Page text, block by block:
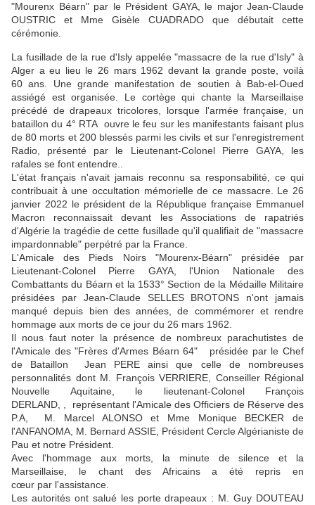
"Mourenx Béarn" par le Président GAYA, le major Jean-Claude
OUSTRIC et Mme Gisèle CUADRADO que débutait cette
cérémonie.
La fusillade de la rue d'Isly appelée "massacre de la rue d'Isly" à
Alger a eu lieu le 26 mars 1962 devant la grande poste, voilà
60 ans. Une grande manifestation de soutien à Bab-el-Oued
assiégé est organisée. Le cortège qui chante la Marseillaise
précédé de drapeaux tricolores, lorsque l'armée française, un
bataillon du 4° RTA ouvre le feu sur les manifestants faisant plus
de 80 morts et 200 blessés parmi les civils et sur l'enregistrement
Radio, présenté par le Lieutenant-Colonel Pierre GAYA, les
rafales se font entendre..
L'état français n'avait jamais reconnu sa responsabilité, ce qui
contribuait à une occultation mémorielle de ce massacre. Le 26
janvier 2022 le président de la République française Emmanuel
Macron reconnaissait devant les Associations de rapatriés
d'Algérie la tragédie de cette fusillade qu'il qualifiait de "massacre
impardonnable" perpétré par la France.
L'Amicale des Pieds Noirs "Mourenx-Béarn" présidée par
Lieutenant-Colonel Pierre GAYA, l'Union Nationale des
Combattants du Béarn et la 1533° Section de la Médaille Militaire
présidées par Jean-Claude SELLES BROTONS n'ont jamais
manqué depuis bien des années, de commémorer et rendre
hommage aux morts de ce jour du 26 mars 1962.
Il nous faut noter la présence de nombreux parachutistes de
l'Amicale des "Frères d'Armes Béarn 64" présidée par le Chef
de Bataillon Jean PERE ainsi que celle de nombreuses
personnalités dont M. François VERRIERE, Conseiller Régional
Nouvelle Aquitaine, le lieutenant-Colonel François
DERLAND, , représentant l'Amicale des Officiers de Réserve des
P.A, M. Marcel ALONSO et Mme Monique BECKER de
l'ANFANOMA, M. Bernard ASSIE, Président Cercle Algérianiste de
Pau et notre Président.
Avec l'hommage aux morts, la minute de silence et la
Marseillaise, le chant des Africains a été repris en
cœur par l'assistance.
Les autorités ont salué les porte drapeaux : M. Guy DOUTEAU